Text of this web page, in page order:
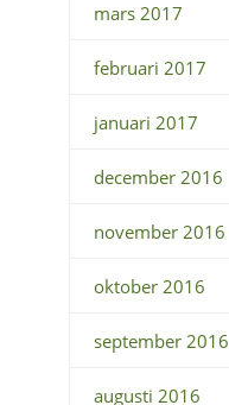
mars 2017
februari 2017
januari 2017
december 2016
november 2016
oktober 2016
september 2016
augusti 2016